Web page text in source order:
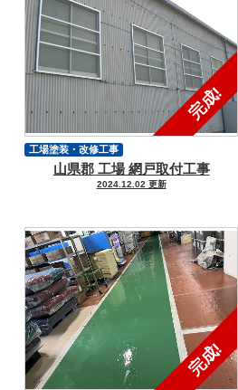
山県郡 工場 網戸取付工事
2024.12.02 更新
工場塗装・改修工事